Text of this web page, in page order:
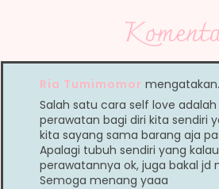
Ria Tumimomor
Salah satu cara self love
perawatan bagi diri kita sendiri
kita sayang sama barang aja
Apalagi tubuh sendiri yang
perawatannya ok, juga bakal jd
Semoga menang yaaa